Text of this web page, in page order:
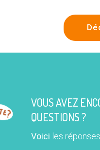
VOUS AVEZ
QUESTIONS ?
Voici les réponses